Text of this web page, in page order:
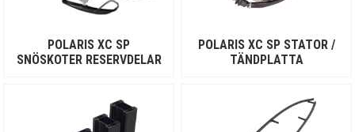
POLARIS XC SP
SNÖSKOTER RESERVDELAR
POLARIS XC SP STATOR /
TÄNDPLATTA